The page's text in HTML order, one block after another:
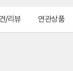
/리뷰 연관상품